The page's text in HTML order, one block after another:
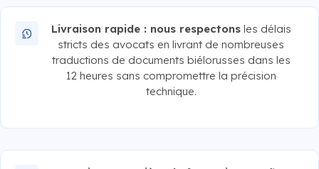
Livraison rapide : nous respectonsles délais
stricts des avocats en livrant de nombreuses
traductions de documents biélorusses dans les
12 heures sans compromettre la précision
technique.